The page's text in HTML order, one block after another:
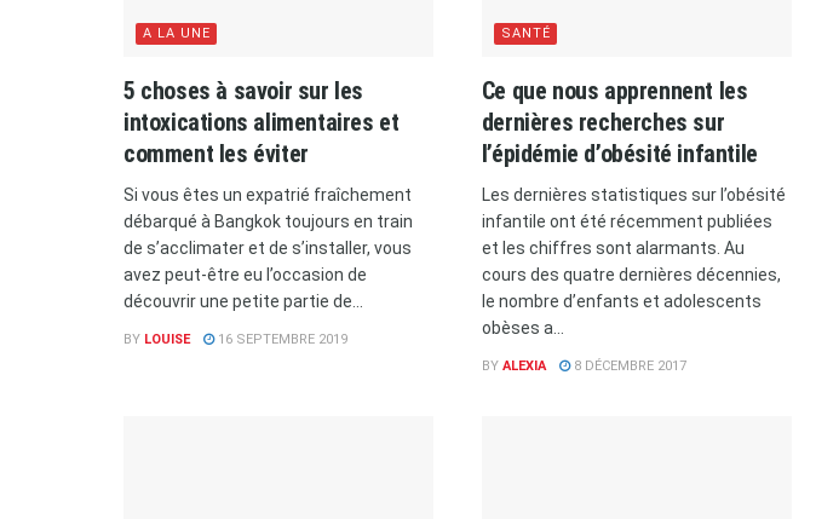
A LA UNE
5 choses à savoir sur les
intoxications alimentaires et
comment les éviter
Si vous êtes un expatrié fraîchement
débarqué à Bangkok toujours en train
de s’acclimater et de s’installer, vous
avez peut-être eu l’occasion de
découvrir une petite partie de...
BY LOUISE 16 SEPTEMBRE 2019
SANTÉ
Ce que nous apprennent les
dernières recherches sur
l’épidémie d’obésité infantile
Les dernières statistiques sur l’obésité
infantile ont été récemment publiées
et les chiffres sont alarmants. Au
cours des quatre dernières décennies,
le nombre d’enfants et adolescents
obèses a...
BY ALEXIA 8 DÉCEMBRE 2017